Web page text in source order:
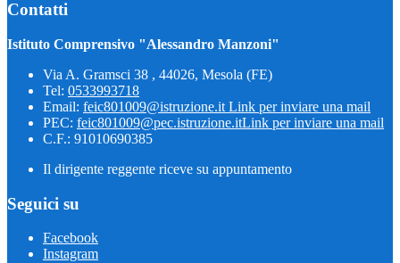
Contatti
Istituto Comprensivo "Alessandro Manzoni"
Via A. Gramsci 38 , 44026, Mesola (FE)
Tel: 0533993718
Email: feic801009@istruzione.it Link per inviare una mail
PEC: feic801009@pec.istruzione.itLink per inviare una mail
C.F.: 91010690385
Il dirigente reggente riceve su appuntamento
Seguici su
Facebook
Instagram